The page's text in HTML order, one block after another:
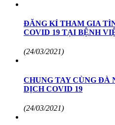
ĐĂNG KÍ THAM GIA
COVID 19 TẠI BỆNH
(24/03/2021)
CHUNG TAY CÙNG ĐÀ
DỊCH COVID 19
(24/03/2021)